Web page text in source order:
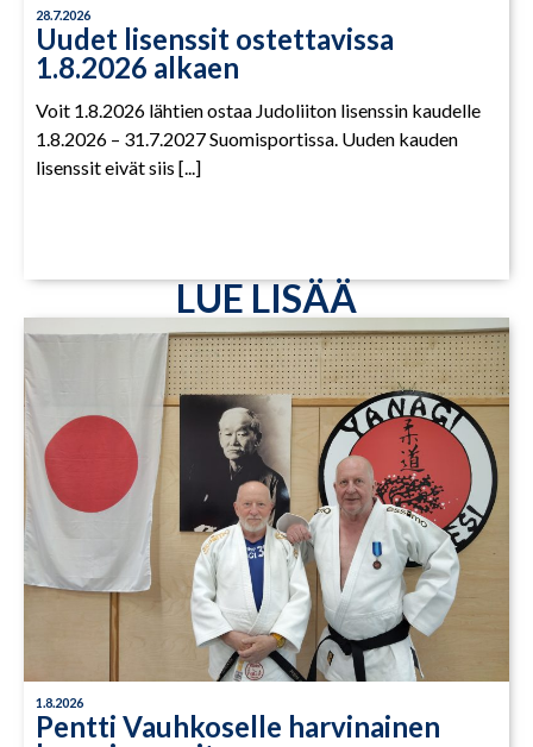
28.7.2026
Uudet lisenssit ostettavissa
1.8.2026 alkaen
Voit 1.8.2026 lähtien ostaa Judoliiton lisenssin kaudelle
1.8.2026 – 31.7.2027 Suomisportissa. Uuden kauden
lisenssit eivät siis [...]
LUE LISÄÄ
1.8.2026
Pentti Vauhkoselle harvinainen